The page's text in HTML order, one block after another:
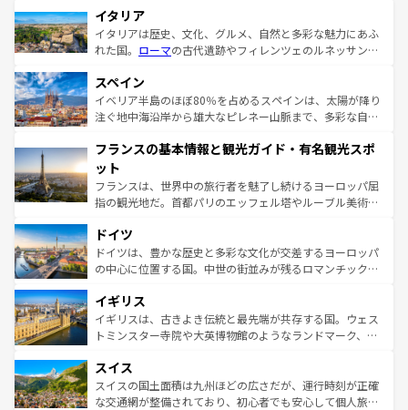
イタリア
イタリアは歴史、文化、グルメ、自然と多彩な魅力にあふ
れた国。 ローマの古代遺跡やフィレンツェのルネッサンス
ろん、トスカーナの美しい田園風景やアマルフィ海岸の絶
景など、自然景観も見逃せない。観光の合間には、本場の
ピザやパスタなど、絶品のイタリア料理を堪能することも
ませてくれるイタリアで、忘れられない旅をしてみよう！
なお、新着のイタリア情報は
しい。
スペイン
イベリア半島のほぼ80％を占めるスペインは、太陽が降り
注ぐ地中海沿岸から雄大なピレネー山脈まで、多彩な自然
文化が根付くこの国では、情熱的なフラメンコ、熱気あふ
れる闘牛、そして美味しいタパスが生活の一部となってい
る。首都マドリードの洗練された雰囲気や、バルセロナの
アートに溢れた街角から、地方では古代ローマ遺跡や中世
せる。地方によって風土や気候が異なるスペインはその個
性で訪れる人を魅了する。 なお、新着のスペイン情報は コ
ンテンツ一覧を参照してほしい。
フランスの基本情報と観光ガイド・有名観光スポ
ット
フランスは、世界中の旅行者を魅了し続けるヨーロッパ屈
指の観光地だ。首都パリのエッフェル塔やルーブル美術館
で、幅広い魅力が詰まっている。華麗な宮殿、歴史的な大
聖堂、美しいビーチ、そして豊かな自然が、訪れる者を心
から魅了する。また、フランスは美食の国としても知ら
いる。シャンパンの発祥地であるランス、プロヴァンスの
香り高いラベンダー畑など、多彩な楽しみ方が可能だ。さ
らに、パリ以外の地域にも魅力が溢れており、どの街角に
れる地方に足を運ぶとそれぞれで全く異なる文化を体験で
きるだろう。 なお、新着のフランス情報はコンテンツ一覧
を参照してほしい。
ドイツ
ドイツは、豊かな歴史と多彩な文化が交差するヨーロッパ
の中心に位置する国。中世の街並みが残るロマンチック街
顔を持つこの国は、どこを歩いても飽きることがない。ベ
ルリンの文化的活気、バイエルン州のアルプスの絶景、そ
してライン川沿いのワイン畑といった風景は必見。ビール
は、お酒好きな人にはぜひ体験してほしい。 なお、新着の
ドイツ情報はコンテンツ一覧を参照してほしい。
イギリス
イギリスは、古きよき伝統と最先端が共存する国。ウェス
トミンスター寺院や大英博物館のようなランドマーク、歴
リアごとに異なる魅力がある。また、優雅なアフタヌーン
ティー、ビール好きにはたまらない英国パブ、サッカー観
戦など、本場だからこそできる体験も豊富。イギリスを旅
スイス
スイスの国土面積は九州ほどの広さだが、運行時刻が正確
な交通網が整備されており、初心者でも安心して個人旅行